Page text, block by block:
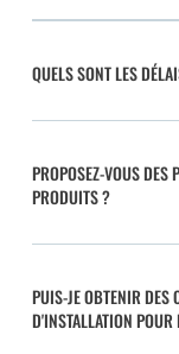
QUELS SONT LES
PROPOSEZ-VOUS DES
PRODUITS ?
PUIS-JE OBTENIR DES
D'INSTALLATION POUR